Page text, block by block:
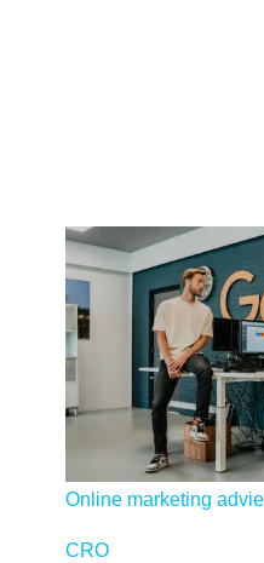
Online marketing
Het plannen, uitvoeren
marketingactiviteiten voor
Online marketing
Online marketing
Online marketing
CRO